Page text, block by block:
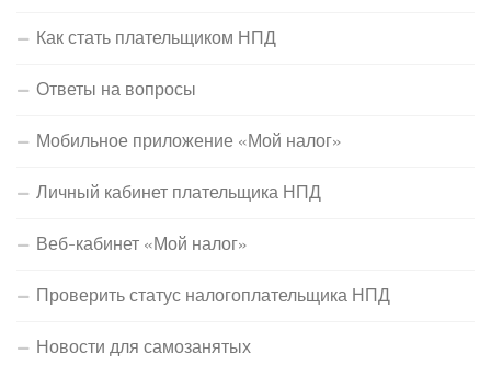
Как стать плательщиком НПД
Ответы на вопросы
Мобильное приложение «Мой налог»
Личный кабинет плательщика НПД
Веб-кабинет «Мой налог»
Проверить статус налогоплательщика НПД
Новости для самозанятых